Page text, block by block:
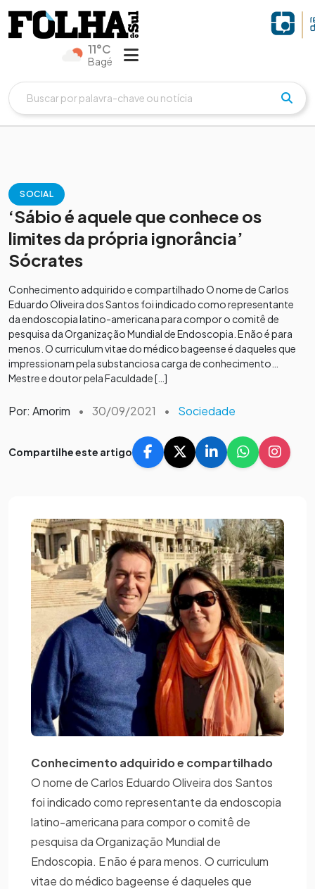
11°C
Bagé
SOCIAL
‘Sábio é aquele que conhece os
limites da própria ignorância’
Sócrates
Conhecimento adquirido e compartilhado O nome de Carlos
Eduardo Oliveira dos Santos foi indicado como representante
da endoscopia latino-americana para compor o comitê de
pesquisa da Organização Mundial de Endoscopia. E não é para
menos. O curriculum vitae do médico bageense é daqueles que
impressionam pela substanciosa carga de conhecimento…
Mestre e doutor pela Faculdade […]
Por: Amorim • 30/09/2021 • Sociedade
Compartilhe este artigo
Conhecimento adquirido e compartilhado
O nome de Carlos Eduardo Oliveira dos Santos
foi indicado como representante da endoscopia
latino-americana para compor o comitê de
pesquisa da Organização Mundial de
Endoscopia. E não é para menos. O curriculum
vitae do médico bageense é daqueles que